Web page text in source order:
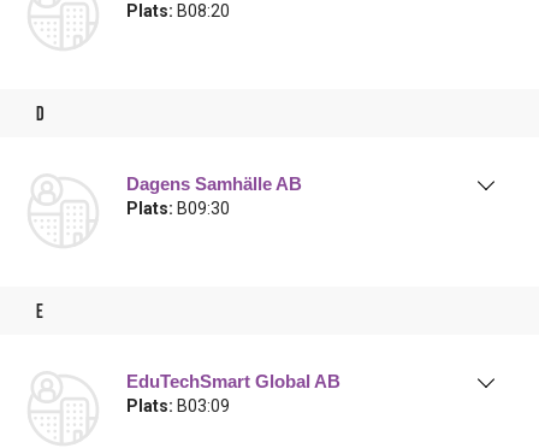
Plats: B08:20
d
Dagens Samhälle AB
Plats: B09:30
e
EduTechSmart Global AB
Plats: B03:09